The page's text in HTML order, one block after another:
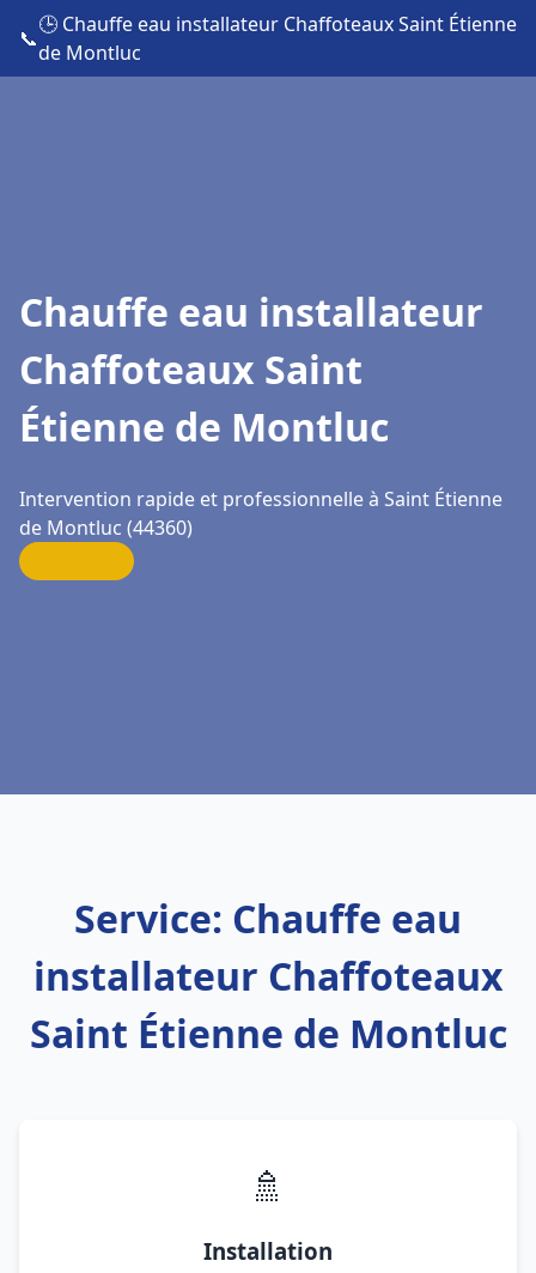
📞
🕒 Chauffe eau installateur Chaffoteaux Saint Étienne
de Montluc
Chauffe eau installateur
Chaffoteaux Saint
Étienne de Montluc
Intervention rapide et professionnelle à Saint Étienne
de Montluc (44360)
Service: Chauffe eau
installateur Chaffoteaux
Saint Étienne de Montluc
🚿
Installation